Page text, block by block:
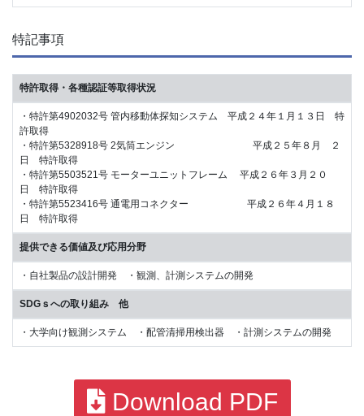
特記事項
特許取得・各種認証等取得状況
・特許第4902032号 管内移動体探知システム 平成２４年１月１３日 特
許取得
・特許第5328918号 2気筒エンジン 平成２５年８月 ２
日 特許取得
・特許第5503521号 モーターユニットフレーム 平成２６年３月２０
日 特許取得
・特許第5523416号 通電用コネクター 平成２６年４月１８
日 特許取得
提供できる価値及び応用分野
・自社製品の設計開発 ・観測、計測システムの開発
SDGｓへの取り組み 他
・大学向け観測システム ・配管清掃用検出器 ・計測システムの開発
Download PDF